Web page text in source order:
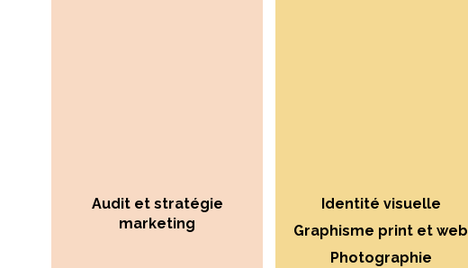
Audit et stratégie
marketing
Identité visuelle
Graphisme print et web
Photographie